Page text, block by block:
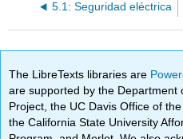
5.1: Seguridad eléctrica
The LibreTexts libraries are
are supported by the Department
Project, the UC Davis Office of
the California State University